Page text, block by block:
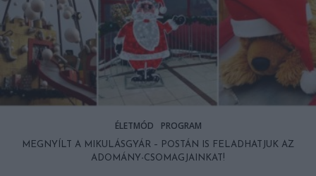
ÉLETMÓD PROGRAM
MEGNYÍLT A MIKULÁSGYÁR – POSTÁN IS FELADHATJUK AZ
ADOMÁNY-CSOMAGJAINKAT!